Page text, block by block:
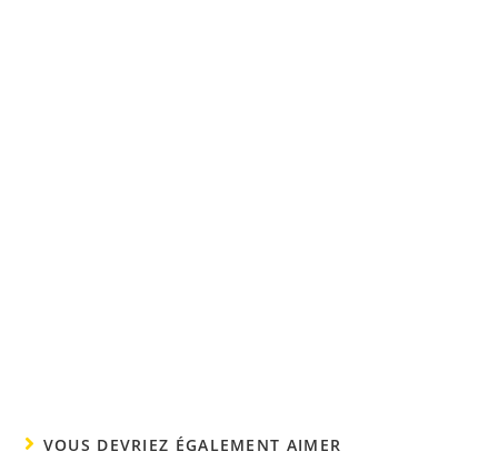
VOUS DEVRIEZ ÉGALEMENT AIMER